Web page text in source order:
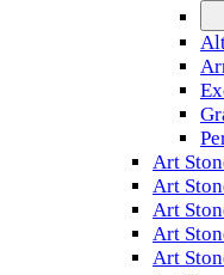
Art
Art
Art
Art
Art